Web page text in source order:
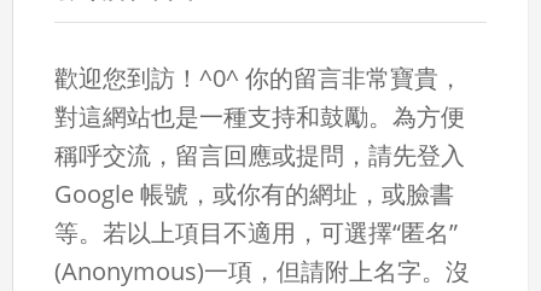
歡迎您到訪！^0^ 你的留言非常寶貴，
對這網站也是一種支持和鼓勵。為方便
稱呼交流，留言回應或提問，請先登入
Google 帳號，或你有的網址，或臉書
等。若以上項目不適用，可選擇“匿名”
(Anonymous)一項，但請附上名字。沒